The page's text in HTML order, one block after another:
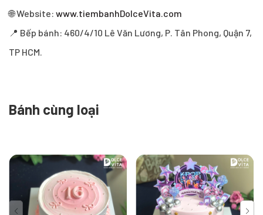
🌐 Website: www.tiembanhDolceVita.com
📍 Bếp bánh: 460/4/10 Lê Văn Lương, P. Tân Phong, Quận 7,
TP HCM.
Bánh cùng loại